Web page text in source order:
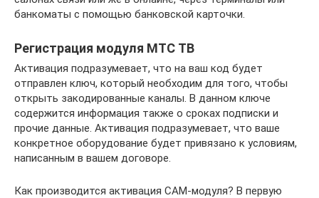
банкоматы с помощью банковской карточки.
Регистрация модуля МТС ТВ
Активация подразумевает, что на ваш код будет
отправлен ключ, который необходим для того, чтобы
открыть закодированные каналы. В данном ключе
содержится информация также о сроках подписки и
прочие данные. Активация подразумевает, что ваше
конкретное оборудование будет привязано к условиям,
написанным в вашем договоре.
Как производится активация CAM-модуля? В первую